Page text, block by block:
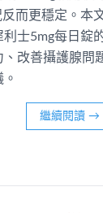
而更穩定。本
利士5mg每日錠
、改善攝護腺問
繼續閱讀 →